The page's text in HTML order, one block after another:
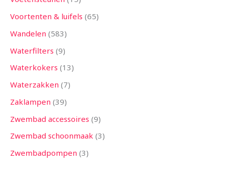
Voortenten & luifels 65
Wandelen 583
Waterfilters 9
Waterkokers 13
Waterzakken 7
Zaklampen 39
Zwembad accessoires 9
Zwembad schoonmaak 3
Zwembadpompen 3